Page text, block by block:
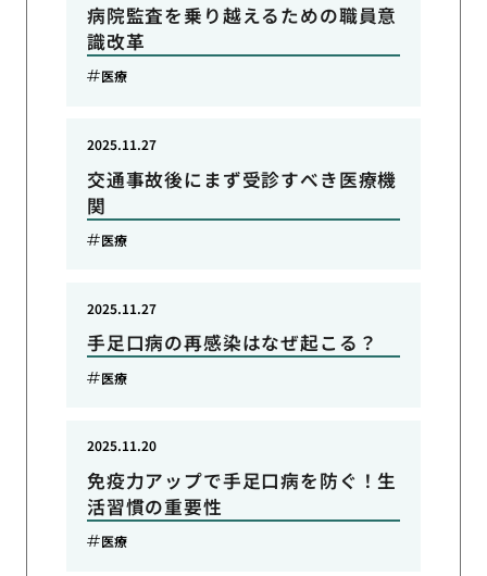
病院監査を乗り越えるための職員意
識改革
医療
交通事故後にまず受診すべき医療機
関
2025.11.27
医療
手足口病の再感染はなぜ起こる？
2025.11.27
医療
免疫力アップで手足口病を防ぐ！生
活習慣の重要性
2025.11.20
医療